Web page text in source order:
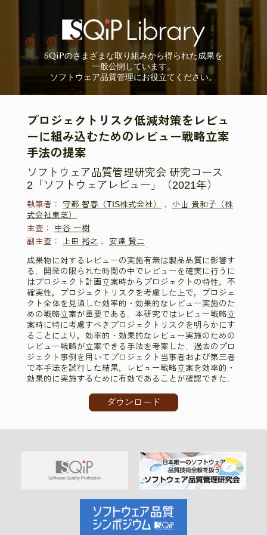
SQiPのさまざまな取り組みから得られた成果を
一般公開しています。
ソフトウェア品質管理にお役立てください。
プロジェクトリスク低減対策をレビュ
ーに組み込むためのレビュー戦略立案
手法の提案
ソフトウェア品質管理研究会 研究コース
2「ソフトウェアレビュー」（2021年）
執筆者： 守都 智春（TIS株式会社） 、 小山 貴和子（株
式会社東芝）
主査：
中谷 一樹
副主査：
上田 裕之 、 安達 賢二
成果物に対するレビューの実施有無は製品品質に影響す
る．開発の限られた時間の中でレビューを確実に行うに
はプロジェクト計画立案時からプロジェクトの特性，不
確実性，プロジェクトリスクを考慮した上で，プロジェ
クト全体を見通した効率的・効果的なレビュー実施のた
めの戦略立案が重要である．本研究ではレビュー戦略立
案時に特に考慮すべきプロジェクトリスクを明らかにす
ることにより，効率的・効果的なレビュー実施のための
レビュー戦略が立案できる手法を考案した．過去のプロ
ジェクト事例を用いてプロジェクト当事者および第三者
で本手法を試行した結果，レビュー戦略立案を効率的・
効果的に実施するために有効であることが確認できた．
ダウンロード